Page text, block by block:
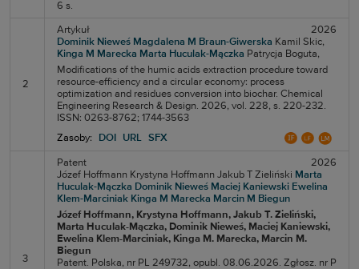
6 s.
2
Artykuł
2026
Dominik Nieweś Magdalena M Braun-Giwerska Kamil Skic,
Kinga M Marecka Marta Huculak-Mączka Patrycja Boguta,
Modifications of the humic acids extraction procedure toward
resource-efficiency and a circular economy: process
optimization and residues conversion into biochar. Chemical
Engineering Research & Design. 2026, vol. 228, s. 220-232.
ISSN: 0263-8762; 1744-3563
Zasoby:
DOI URL SFX
3
Patent
2026
Józef Hoffmann Krystyna Hoffmann Jakub T Zieliński Marta
Huculak-Mączka Dominik Nieweś Maciej Kaniewski Ewelina
Klem-Marciniak Kinga M Marecka Marcin M Biegun
Józef Hoffmann, Krystyna Hoffmann, Jakub T. Zieliński,
Marta Huculak-Mączka, Dominik Nieweś, Maciej Kaniewski,
Ewelina Klem-Marciniak, Kinga M. Marecka, Marcin M.
Biegun
Patent. Polska, nr PL 249732, opubl. 08.06.2026. Zgłosz. nr P